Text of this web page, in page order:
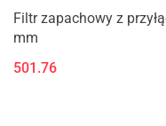
Filtr zapachowy z
mm
501.76